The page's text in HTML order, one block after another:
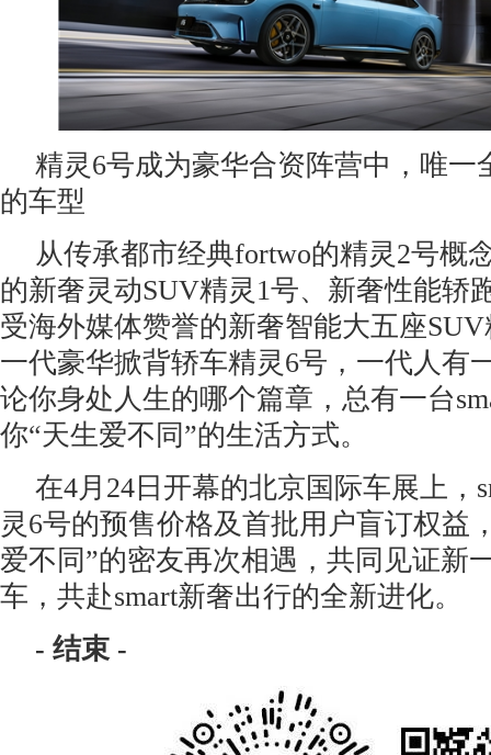
精灵6号成为豪华合资阵营中，唯一
的车型
从传承都市经典fortwo的精灵2号概
的新奢灵动SUV精灵1号、新奢性能轿
受海外媒体赞誉的新奢智能大五座
一代豪华掀背轿车精灵6号，一代人有
论你身处人生的哪个篇章，总有一台
你“天生爱不同”的生活方式。
在4月24日开幕的北京国际车展上，
灵6号的预售价格及首批用户盲订权益
爱不同”的密友再次相遇，共同见证新
车，共赴smart新奢出行的全新进化。
- 结束 -